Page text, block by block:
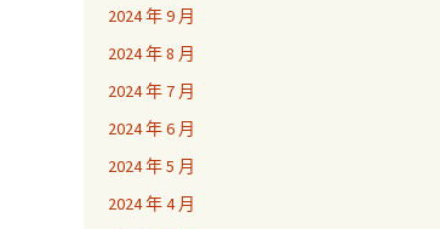
2024 年 9 月
2024 年 8 月
2024 年 7 月
2024 年 6 月
2024 年 5 月
2024 年 4 月